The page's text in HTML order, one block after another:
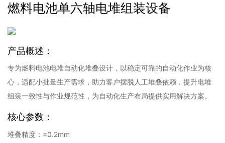
燃料电池单六轴电堆组装设备
产品概述：
专为燃料电池电堆自动化堆叠设计，以稳定可靠的自动化作业为核
心，适配小批量生产需求，助力客户摆脱人工堆叠依赖，提升电堆
组装一致性与作业规范性，为自动化生产布局提供实用解决方案。
核心参数：
堆叠精度：±0.2mm